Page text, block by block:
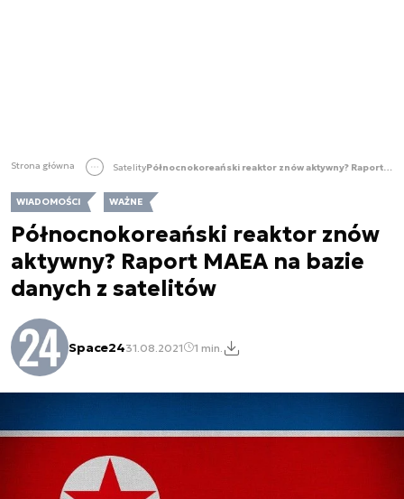
Strona główna Satelity Północnokoreański reaktor znów aktywny? Raport MAEA na bazie danych z satelitów
WIADOMOŚCI WAŻNE
Północnokoreański reaktor znów
aktywny? Raport MAEA na bazie
danych z satelitów
Space2431.08.2021 1 min.